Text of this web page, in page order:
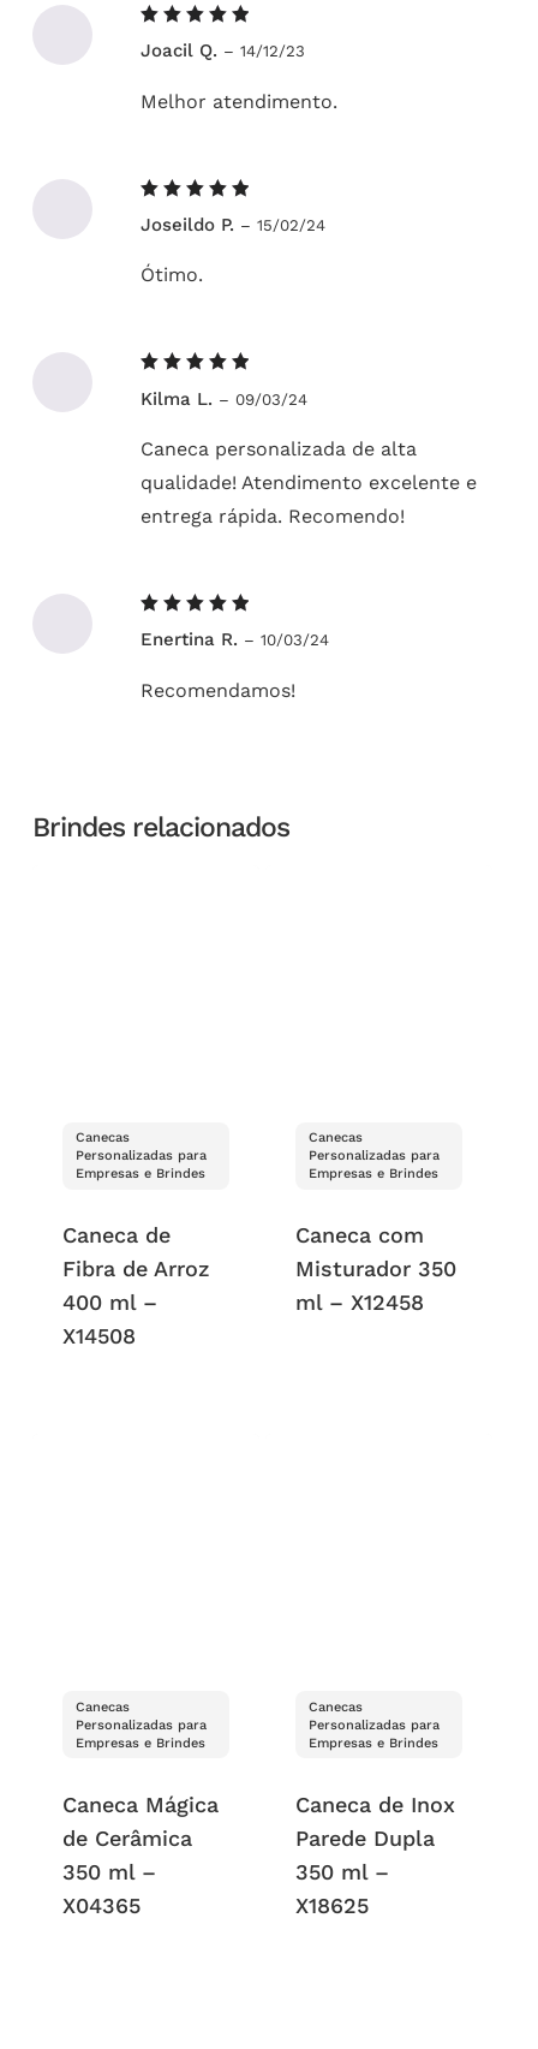
5de 5
Joacil Q. – 14/12/23
Melhor atendimento.
5de 5
Joseildo P. – 15/02/24
Ótimo.
5de 5
Kilma L. – 09/03/24
Caneca personalizada de alta
qualidade! Atendimento excelente e
entrega rápida. Recomendo!
5de 5
Enertina R. – 10/03/24
Recomendamos!
Brindes relacionados
Canecas
Personalizadas para
Empresas e Brindes
Caneca de
Fibra de Arroz
400 ml –
X14508
Canecas
Personalizadas para
Empresas e Brindes
Caneca com
Misturador 350
ml – X12458
Canecas
Personalizadas para
Empresas e Brindes
Caneca Mágica
de Cerâmica
350 ml –
X04365
Canecas
Personalizadas para
Empresas e Brindes
Caneca de Inox
Parede Dupla
350 ml –
X18625